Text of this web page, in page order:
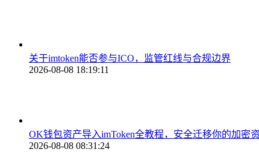
关于imtoken能否参与ICO，监管红线与合规边界
2026-08-08 18:19:11
OK钱包资产导入imToken全教程，安全迁移你的加密
2026-08-08 08:31:24